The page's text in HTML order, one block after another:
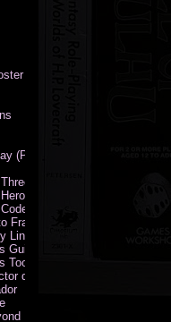
(Neil Gaiman)
(PDF)
Kings
of the Sea
of Honour (PDF)
France (PDF)
Lines
Toolkit
de juego